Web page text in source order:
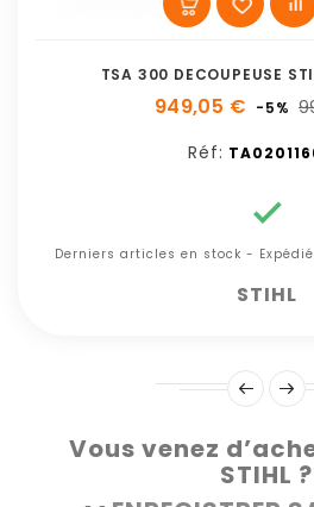
TSA 300 DECOUPEUSE
949,05 € -5%
Réf:

Derniers articles en stock -
STIHL
Vous venez
STIHL ?